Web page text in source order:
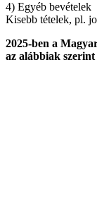
4) Egyéb bevételek
Kisebb tételek, pl.
2025-ben a
az alábbiak